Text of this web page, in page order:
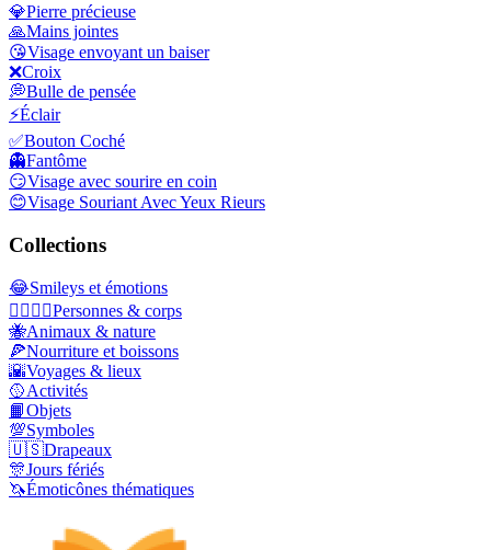
💎Pierre précieuse
🙏Mains jointes
😘Visage envoyant un baiser
❌Croix
💭Bulle de pensée
⚡Éclair
✅Bouton Coché
👻Fantôme
😏Visage avec sourire en coin
😊Visage Souriant Avec Yeux Rieurs
Collections
😂Smileys et émotions
👩‍❤️‍💋‍👨Personnes & corps
🐝Animaux & nature
🍕Nourriture et boissons
🌇Voyages & lieux
🥎Activités
📙Objets
💯Symboles
🇺🇸Drapeaux
🎊Jours fériés
🦄Émoticônes thématiques